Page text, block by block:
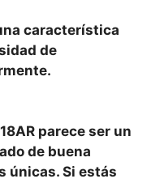
característica
de
parece ser un
de buena
únicas. Si estás